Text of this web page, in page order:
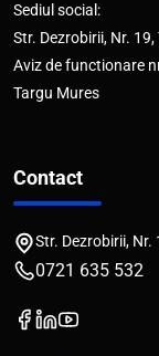
Sediul social:
Str. Dezrobirii, Nr.
Aviz de functionare
Targu Mures
Contact
Str. Dezrobirii,
0721 635 532